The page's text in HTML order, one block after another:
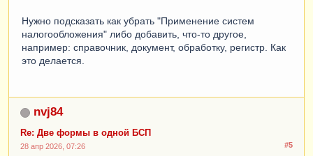
Нужно подсказать как убрать "Применение систем
налогообложения" либо добавить, что-то другое,
например: справочник, документ, обработку, регистр. Как
это делается.
nvj84
Re: Две формы в одной БСП
#5
28 апр 2026, 07:26